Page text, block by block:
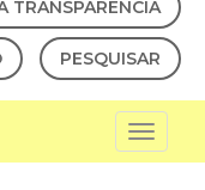
TRANSPARÊNCIA
PESQUISAR